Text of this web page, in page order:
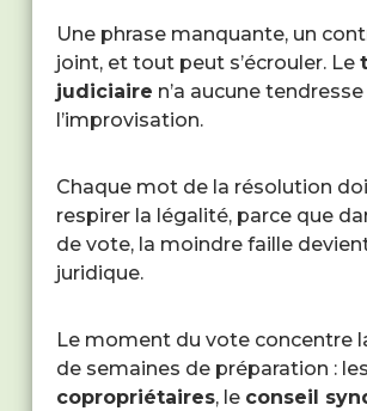
Une phrase manquante, un
joint, et tout peut s’écrouler. Le
judiciaire n’a aucune
l’improvisation.
Chaque mot de la résolution
respirer la légalité, parce que
de vote, la moindre faille
juridique.
Le moment du vote concentre
de semaines de préparation : les
copropriétaires, le conseil